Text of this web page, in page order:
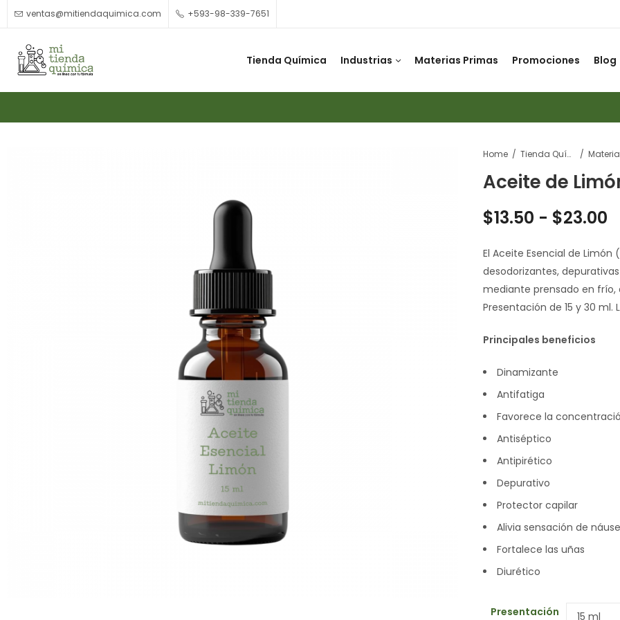
ventas@mitiendaquimica.com +593-98-339-7651
Tienda Química Industrias Materias Primas Promociones Blog
Home Tienda Química
Aceite de
$13.50 - $23.00
El Aceite Esencial de Limón (
desodorizantes,
mediante prensado en
Presentación de 15 y 30
Principales beneficios
Dinamizante
Antifatiga
Favorece la
Antiséptico
Antipirético
Depurativo
Protector capilar
Alivia sensación de
Fortalece las uñas
Diurético
Presentación